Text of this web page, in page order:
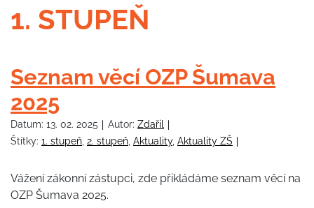
1. STUPEŇ
Seznam věcí OZP Šumava
2025
Datum: 13. 02. 2025 Autor: Zdařil
Štítky: 1. stupeň 2. stupeň Aktuality, Aktuality ZŠ
Vážení zákonní zástupci, zde přikládáme seznam věcí na
OZP Šumava 2025.